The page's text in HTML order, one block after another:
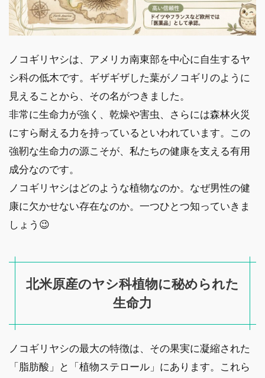
ノコギリヤシは、アメリカ南東部を中心に自生するヤ
シ科の低木です。ギザギザした葉がノコギリのように
見えることから、その名がつきました。
非常に生命力が強く、乾燥や害虫、さらには森林火災
にすら耐える力を持っているといわれています。この
強靭な生命力の源こそが、私たちの健康を支える有用
成分なのです。
ノコギリヤシはどのような植物なのか。なぜ男性の健
康に欠かせない存在なのか。一つひとつ知っていきま
しょう😉
北米原産のヤシ科植物に秘められた
生命力
ノコギリヤシの最大の特徴は、その果実に凝縮された
「脂肪酸」と「植物ステロール」にあります。これら